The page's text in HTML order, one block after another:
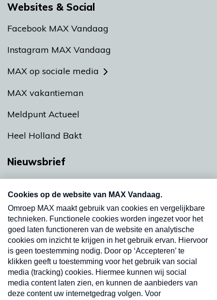
Websites & Social
Facebook MAX Vandaag
Instagram MAX Vandaag
MAX op sociale media
MAX vakantieman
Meldpunt Actueel
Heel Holland Bakt
Nieuwsbrief
nieuwsbrief. Elke vrijdag- en dinsdagochtend in
uw mailbox.
Verzend